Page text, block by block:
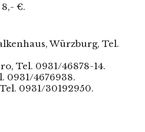
€.
Würzburg, Tel.
Tel. 0931/46878-14.
0931/4676938.
0931/30192950.